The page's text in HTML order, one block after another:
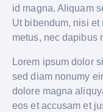
id magna. Aliquam
Ut bibendum, nisi
metus, nec dapibus
Lorem ipsum dolor
sed diam nonumy
dolore magna
eos et accusam et